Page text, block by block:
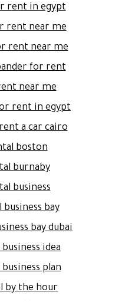
rent in egypt
rent near me
rent near me\
for rent
near me
rent in egypt
a car cairo
boston
burnaby
business
bay
bay dubai
idea
plan
by the hour